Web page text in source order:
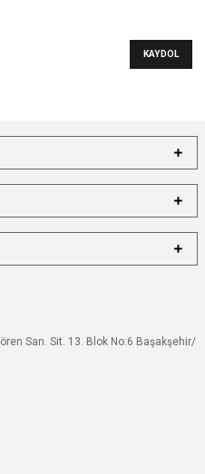
KAYDOL
San. Sit. 13. Blok No:6 Başakşehir/